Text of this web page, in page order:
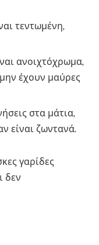
τεντωμένη,
ανοιχτόχρωμα,
έχουν μαύρες
στα μάτια,
είναι ζωντανά.
γαρίδες
δεν